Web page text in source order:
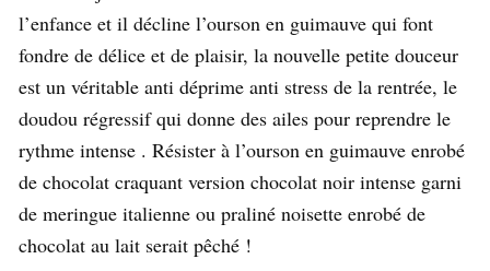
l’enfance et il décline l’ourson en guimauve qui font
fondre de délice et de plaisir, la nouvelle petite douceur
est un véritable anti déprime anti stress de la rentrée, le
doudou régressif qui donne des ailes pour reprendre le
rythme intense . Résister à l’ourson en guimauve enrobé
de chocolat craquant version chocolat noir intense garni
de meringue italienne ou praliné noisette enrobé de
chocolat au lait serait pêché !